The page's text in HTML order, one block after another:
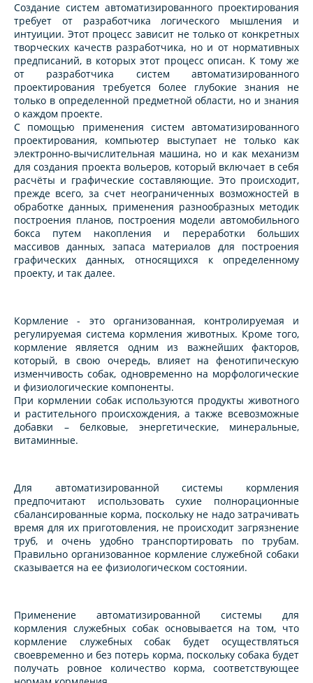
Создание систем автоматизированного проектирования
требует от разработчика логического мышления и
интуиции. Этот процесс зависит не только от конкретных
творческих качеств разработчика, но и от нормативных
предписаний, в которых этот процесс описан. К тому же
от разработчика систем автоматизированного
проектирования требуется более глубокие знания не
только в определенной предметной области, но и знания
о каждом проекте.
С помощью применения систем автоматизированного
проектирования, компьютер выступает не только как
электронно-вычислительная машина, но и как механизм
для создания проекта вольеров, который включает в себя
расчёты и графические составляющие. Это происходит,
прежде всего, за счет неограниченных возможностей в
обработке данных, применения разнообразных методик
построения планов, построения модели автомобильного
бокса путем накопления и переработки больших
массивов данных, запаса материалов для построения
графических данных, относящихся к определенному
проекту, и так далее.
Кормление - это организованная, контролируемая и
регулируемая система кормления животных. Кроме того,
кормление является одним из важнейших факторов,
который, в свою очередь, влияет на фенотипическую
изменчивость собак, одновременно на морфологические
и физиологические компоненты.
При кормлении собак используются продукты животного
и растительного происхождения, а также всевозможные
добавки – белковые, энергетические, минеральные,
витаминные.
Для автоматизированной системы кормления
предпочитают использовать сухие полнорационные
сбалансированные корма, поскольку не надо затрачивать
время для их приготовления, не происходит загрязнение
труб, и очень удобно транспортировать по трубам.
Правильно организованное кормление служебной собаки
сказывается на ее физиологическом состоянии.
Применение автоматизированной системы для
кормления служебных собак основывается на том, что
кормление служебных собак будет осуществляться
своевременно и без потерь корма, поскольку собака будет
получать ровное количество корма, соответствующее